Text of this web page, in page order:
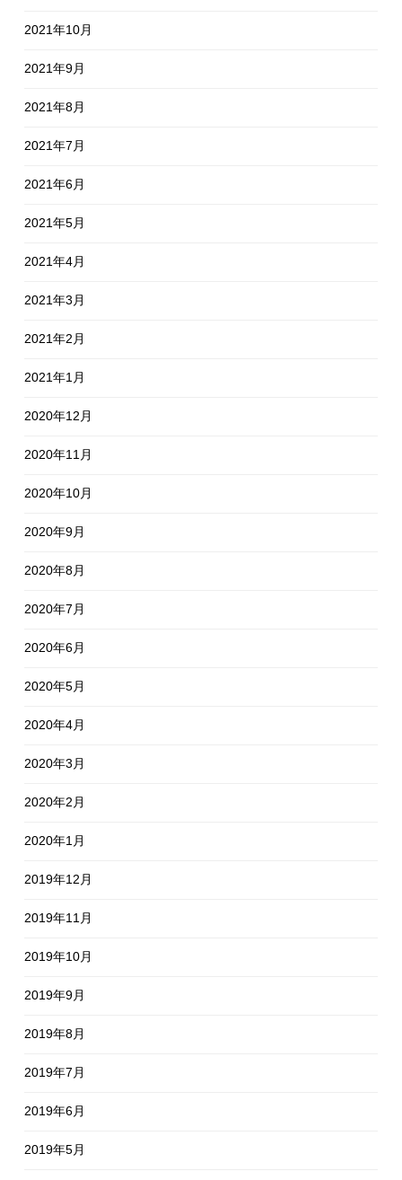
2021年10月
2021年9月
2021年8月
2021年7月
2021年6月
2021年5月
2021年4月
2021年3月
2021年2月
2021年1月
2020年12月
2020年11月
2020年10月
2020年9月
2020年8月
2020年7月
2020年6月
2020年5月
2020年4月
2020年3月
2020年2月
2020年1月
2019年12月
2019年11月
2019年10月
2019年9月
2019年8月
2019年7月
2019年6月
2019年5月